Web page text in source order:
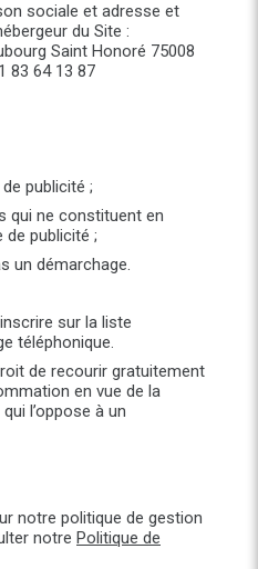
sociale et adresse et
du Site :
Saint Honoré 75008
83 64 13 87
publicité ;
qui ne constituent en
publicité ;
un démarchage.
sur la liste
téléphonique.
de recourir gratuitement
en vue de la
l’oppose à un
notre politique de gestion
notre Politique de